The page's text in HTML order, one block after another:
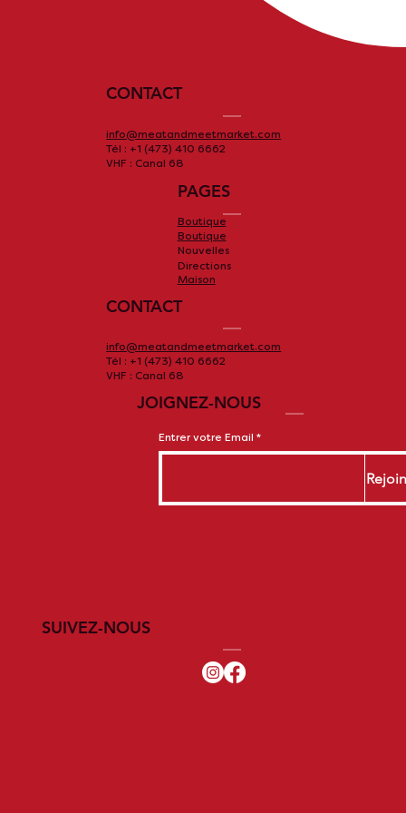
CONTACT
info@meatandmeetmarket.com
Tél : +1 (473) 410 6662
VHF : Canal 68
PAGES
Maison
Boutique
Boutique
Nouvelles
Directions
CONTACT
info@meatandmeetmarket.com
Tél : +1 (473) 410 6662
VHF : Canal 68
JOIGNEZ-NOUS
Entrer votre Email
SUIVEZ-NOUS